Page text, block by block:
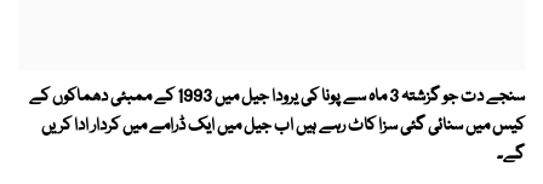
سنجے دت جو گزشتہ 3 ماہ سے پونا کی یرودا جیل میں 1993 کے ممبئی دھماکوں کے
کیس میں سنائی گئی سزا کاٹ رہے ہیں اب جیل میں ایک ڈرامے میں کردار ادا کریں
گے۔